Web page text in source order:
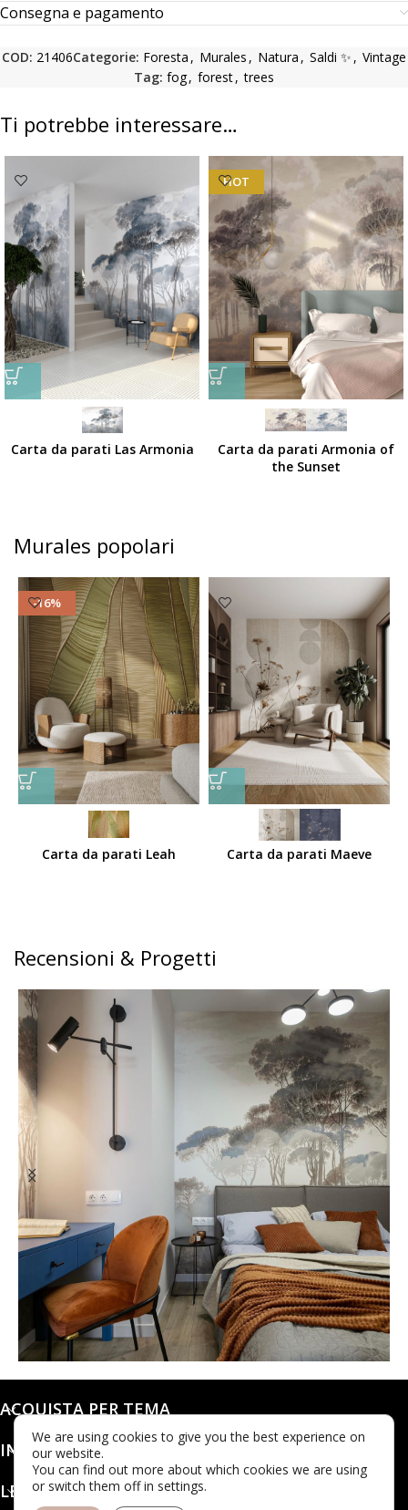
Consegna e pagamento
COD: 21406Categorie: Foresta , Murales , Natura , Saldi ✨ , Vintage
Tag: fog, forest, trees
Ti potrebbe interessare…
Carta da parati Las Armonia
HOT
Carta da parati Armonia of
the Sunset
Murales popolari
-16%
Carta da parati Leah Carta da parati Maeve
Recensioni & Progetti
@dashaleo_
ACQUISTA PER TEMA
INFO
LEGALE
We are using cookies to give you the best experience on
our website.
You can find out more about which cookies we are using
or switch them off in settings.